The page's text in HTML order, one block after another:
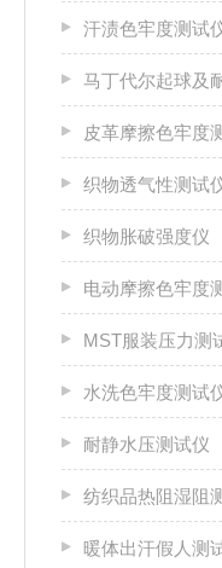
汗渍色牢度测试
马丁代尔起球及
皮革摩擦色牢度
织物透气性测试
织物胀破强度仪
电动摩擦色牢度
MST服装压力测
水洗色牢度测试
耐静水压测试仪
纺织品热阻湿阻
暖体出汗假人测